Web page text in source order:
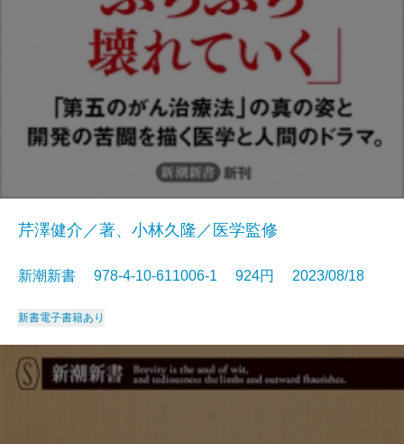
芹澤健介／著、小林久隆／医学監修
新潮新書 978-4-10-611006-1 924円 2023/08/18
新書電子書籍あり